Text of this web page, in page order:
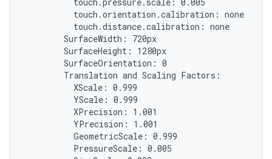
          touch.orientation.calibration: none
          touch.distance.calibration: none
        SurfaceWidth: 720px
        SurfaceHeight: 1280px
        SurfaceOrientation: 0
        Translation and Scaling Factors:
          XScale: 0.999
          YScale: 0.999
          XPrecision: 1.001
          YPrecision: 1.001
          GeometricScale: 0.999
          PressureScale: 0.005